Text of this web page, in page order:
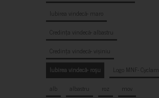
Iubirea vindecă- maro
Credința vindecă- albastru
Credința vindecă- vișiniu
Iubirea vindecă- roșu
Logo MNF- Cyclam
alb
albastru roz
mov